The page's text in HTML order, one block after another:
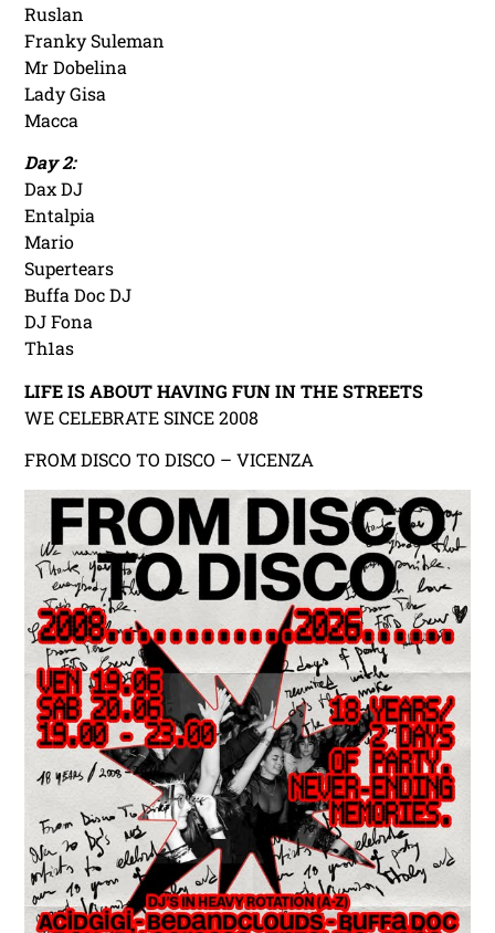
Ruslan
Franky Suleman
Mr Dobelina
Lady Gisa
Macca
Day 2:
Dax DJ
Entalpia
Mario
Supertears
Buffa Doc DJ
DJ Fona
Th1as
LIFE IS ABOUT HAVING FUN IN THE STREETS
WE CELEBRATE SINCE 2008
FROM DISCO TO DISCO – VICENZA